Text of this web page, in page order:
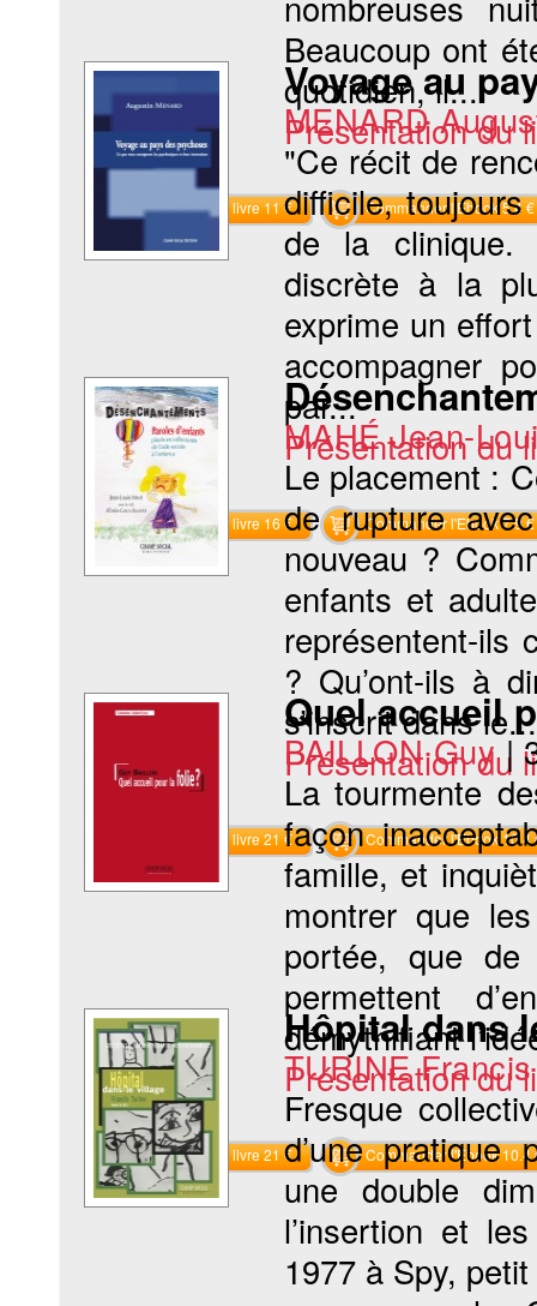
Beaucoup ont
quotidien, il...
Présentation du
Commander le livre 11 € Commander l'Ebook 5.4 €
Voyage au
MENARD
"Ce récit de
difficile,
de la clinique.
discrète à la
exprime un
accompagner
par...
Présentation du
Commander le livre 16 € Commander l'Ebook 7.9 €
MAHÉ Jean-
Le placement :
de rupture
nouveau ?
enfants et
représentent-ils
? Qu’ont-ils à
s’inscrit dans le...
Présentation du
Commander le livre 21 € Commander l'Ebook 10.4
Quel accueil
BAILLON Guy |
La tourmente
façon
famille, et
montrer que
portée, que de
permettent
démythifiant
Présentation du
Commander le livre 21 € Commander l'Ebook 10.4
Hôpital dans
TURINE Francis
Fresque
d’une pratique
une double
l’insertion et
1977 à Spy,